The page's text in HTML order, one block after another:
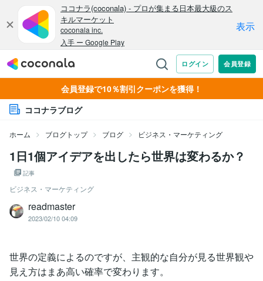
会員登録で10％割引クーポンを獲得！
ココナラブログ
ホーム ブログトップ ブログ ビジネス・マーケティング
1日1個アイデアを出したら世界は変わるか？
記事
ビジネス・マーケティング
readmaster
2023/02/10 04:09
世界の定義によるのですが、主観的な自分が見る世界観や
見え方はまあ高い確率で変わります。